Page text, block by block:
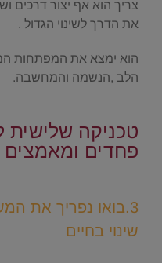
צריך הוא אף יצור דרכים
את הדרך לשינוי הגדול .
הוא ימצא את המפתחות
הלב ,הנשמה והמחשבה.
טכניקה שלישית
פחדים ומאמצים
3.בואו נפריך את
שינוי בחיים